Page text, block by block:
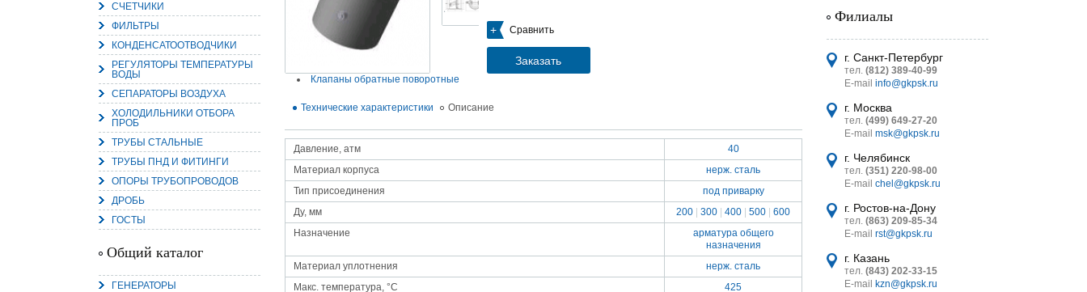
СЧЕТЧИКИ
ФИЛЬТРЫ
КОНДЕНСАТООТВОДЧИКИ
РЕГУЛЯТОРЫ ТЕМПЕРАТУРЫ
ВОДЫ
СЕПАРАТОРЫ ВОЗДУХА
ХОЛОДИЛЬНИКИ ОТБОРА
ПРОБ
ТРУБЫ СТАЛЬНЫЕ
ТРУБЫ ПНД И ФИТИНГИ
ОПОРЫ ТРУБОПРОВОДОВ
ДРОБЬ
ГОСТЫ
Общий каталог
ГЕНЕРАТОРЫ
15.01.2018
Ручные насосы НБУ без торговой наценки!
Поступление насосов НБУ 700-02 на склад в Спб. Купите сегодня по цене производителя!
Насос бочковой универсальный НБУ 700-02 предназначен для перекачивания пищевых растительных
масел из бочек и других емкостей и соответствует государственным санитарно-эпидемеологическим
правилам и нормам.
15.01.2018
Оборудование в наличии на складе!!! Цены фиксированы!
Растворосмеситель СКАУТ MINI
Товар имеется в наличии на складе.
Сравнить
Заказать
Клапаны обратные поворотные
Технические характеристики Описание
Давление, атм
40
Материал корпуса
нерж. сталь
Тип присоединения
под приварку
Ду, мм
200 300 400 500
600
Назначение
арматура общего
назначения
Материал уплотнения
нерж. сталь
Макс. температура, °С
425
Филиалы
г. Санкт-Петербург
тел. (812) 389-40-99
E-mail info@gkpsk.ru
г. Москва
тел. (499) 649-27-20
E-mail msk@gkpsk.ru
г. Челябинск
тел. (351) 220-98-00
E-mail chel@gkpsk.ru
г. Ростов-на-Дону
тел. (863) 209-85-34
E-mail rst@gkpsk.ru
г. Казань
тел. (843) 202-33-15
E-mail
kzn@gkpsk.ru